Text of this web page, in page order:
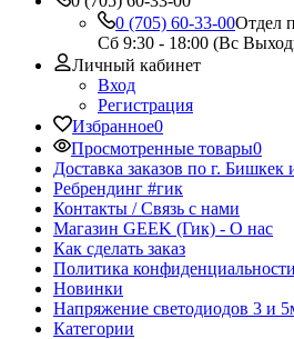
0 (705) 60-33-00Отдел
Сб 9:30 - 18:00 (Вс
Личный кабинет
Вход
Регистрация
Избранное0
Просмотренные товары0
Доставка заказов по г. Бишкек
Ребрендинг #гик
Контакты / Связь с нами
Магазин GEEK (Гик) - О нас
Как сделать заказ
Политика конфиденциальности
Новинки
Напряжение светодиодов 3 и
Категории